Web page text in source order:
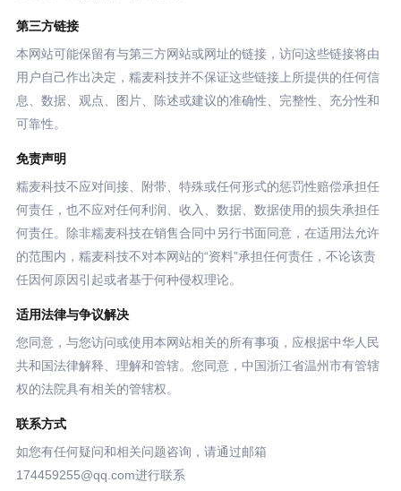
第三方链接
本网站可能保留有与第三方网站或网址的链接，访问这些链接将由
用户自己作出决定，糯麦科技并不保证这些链接上所提供的任何信
息、数据、观点、图片、陈述或建议的准确性、完整性、充分性和
可靠性。
免责声明
糯麦科技不应对间接、附带、特殊或任何形式的惩罚性赔偿承担任
何责任，也不应对任何利润、收入、数据、数据使用的损失承担任
何责任。除非糯麦科技在销售合同中另行书面同意，在适用法允许
的范围内，糯麦科技不对本网站的“资料”承担任何责任，不论该责
任因何原因引起或者基于何种侵权理论。
适用法律与争议解决
您同意，与您访问或使用本网站相关的所有事项，应根据中华人民
共和国法律解释、理解和管辖。您同意，中国浙江省温州市有管辖
权的法院具有相关的管辖权。
联系方式
如您有任何疑问和相关问题咨询，请通过邮箱
174459255@qq.com进行联系